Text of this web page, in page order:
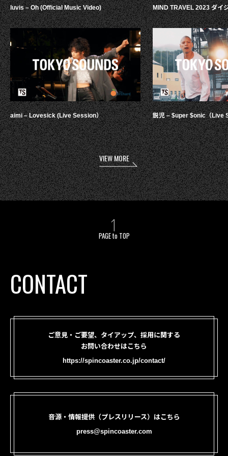
luvis – Oh (Official Music Video)
aimi – Lovesick (Live Session）
MIND TRAVEL 2023 ダイ
鋭児 – $uper $onic（Live
VIEW MORE
PAGE to TOP
CONTACT
ご意見・ご要望、タイアップ、採用に関する
お問い合わせはこちら
https://spincoaster.co.jp/contact/
音源・情報提供（プレスリリース）はこちら
press@spincoaster.com